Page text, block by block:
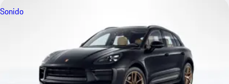
Sonido